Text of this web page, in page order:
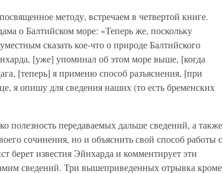
методу, встречаем в четвертой книге.
о Балтийском море: «Теперь же, поскольку
сказать кое-что о природе Балтийского
[уже] упоминал об этом море выше, [когда
[теперь] я применю способ разъяснения, [при
я опишу для сведения наших (то есть бременских
полезность передаваемых дальше сведений, а также
сочинения, но и объяснить свой способ работы с
берет известия Эйнхарда и комментирует эти
сведений. Три вышеприведенных отрывка кроме